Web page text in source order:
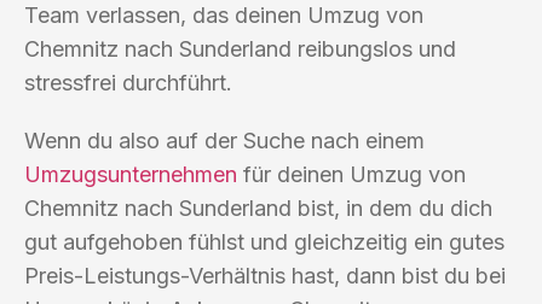
Team verlassen, das deinen Umzug von
Chemnitz nach Sunderland reibungslos und
stressfrei durchführt.
Wenn du also auf der Suche nach einem
Umzugsunternehmen für deinen Umzug von
Chemnitz nach Sunderland bist, in dem du dich
gut aufgehoben fühlst und gleichzeitig ein gutes
Preis-Leistungs-Verhältnis hast, dann bist du bei